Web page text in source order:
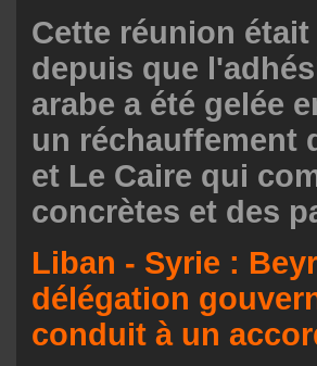
Cette réunion
depuis que
arabe a été gelée
un réchauffement
et Le Caire qui
concrètes et des
Liban - Syrie :
délégation
conduit à un